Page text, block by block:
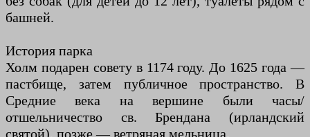
башней.
История парка
Холм подарен совету в 1174 году. До 1625 года —
пастбище, затем публичное пространство. В
Средние века на вершине были часы/
отшельничество св. Брендана (ирландский
святой), позже — ветряная мельница.